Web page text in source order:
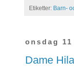
Etiketter: Barn-
onsdag
Dame